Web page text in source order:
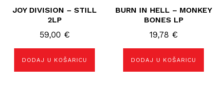
JOY DIVISION – STILL
2LP
59,00 €
DODAJ U KOŠARICU
BURN IN HELL – MONKEY
BONES LP
19,78 €
DODAJ U KOŠARICU